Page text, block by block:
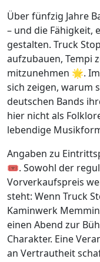
Über fünfzig Jahre
– und die Fähigkeit,
gestalten. Truck
aufzubauen, Tempi
mitzunehmen 🌟.
sich zeigen, warum
deutschen Bands
hier nicht als
lebendige
Angaben zu
🎟️. Sowohl der
Vorverkaufspreis
steht: Wenn Truck
Kaminwerk
einen Abend zur
Charakter. Eine
an Vertrautheit